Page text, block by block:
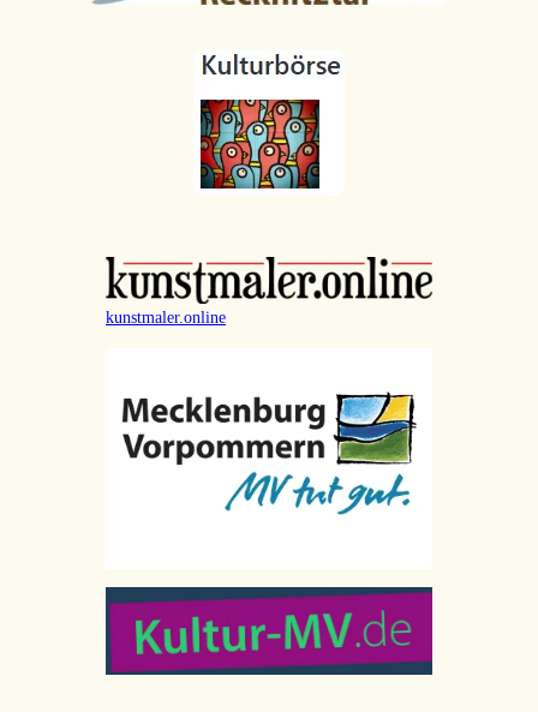
kunstmaler.online